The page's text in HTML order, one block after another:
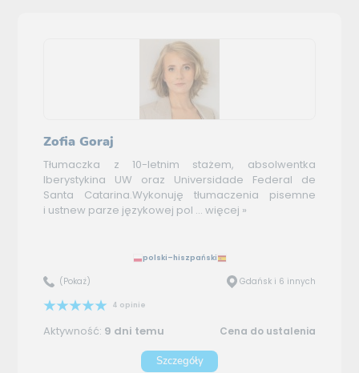
Zofia Goraj
Tłumaczka z 10-letnim stażem, absolwentka
Iberystykina UW oraz Universidade Federal de
Santa Catarina.Wykonuję tłumaczenia pisemne
i ustnew parze językowej pol ... więcej »
polski–hiszpański
(Pokaż) Gdańsk i 6 innych
4 opinie
Aktywność: 9 dni temu Cena do ustalenia
Szczegóły